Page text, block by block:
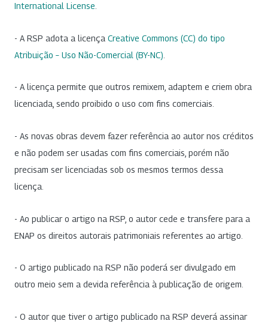
International License
- A RSP adota a licença Creative Commons (CC) do tipo
Atribuição – Uso Não-Comercial (BY-NC)
- A licença permite que outros remixem, adaptem e criem obra
licenciada, sendo proibido o uso com fins comerciais.
- As novas obras devem fazer referência ao autor nos créditos
e não podem ser usadas com fins comerciais, porém não
precisam ser licenciadas sob os mesmos termos dessa
licença.
- Ao publicar o artigo na RSP, o autor cede e transfere para a
ENAP os direitos autorais patrimoniais referentes ao artigo.
- O artigo publicado na RSP não poderá ser divulgado em
outro meio sem a devida referência à publicação de origem.
- O autor que tiver o artigo publicado na RSP deverá assinar